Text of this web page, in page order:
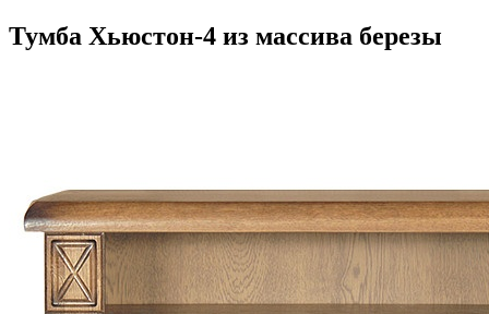
Тумба Хьюстон-4 из массива березы